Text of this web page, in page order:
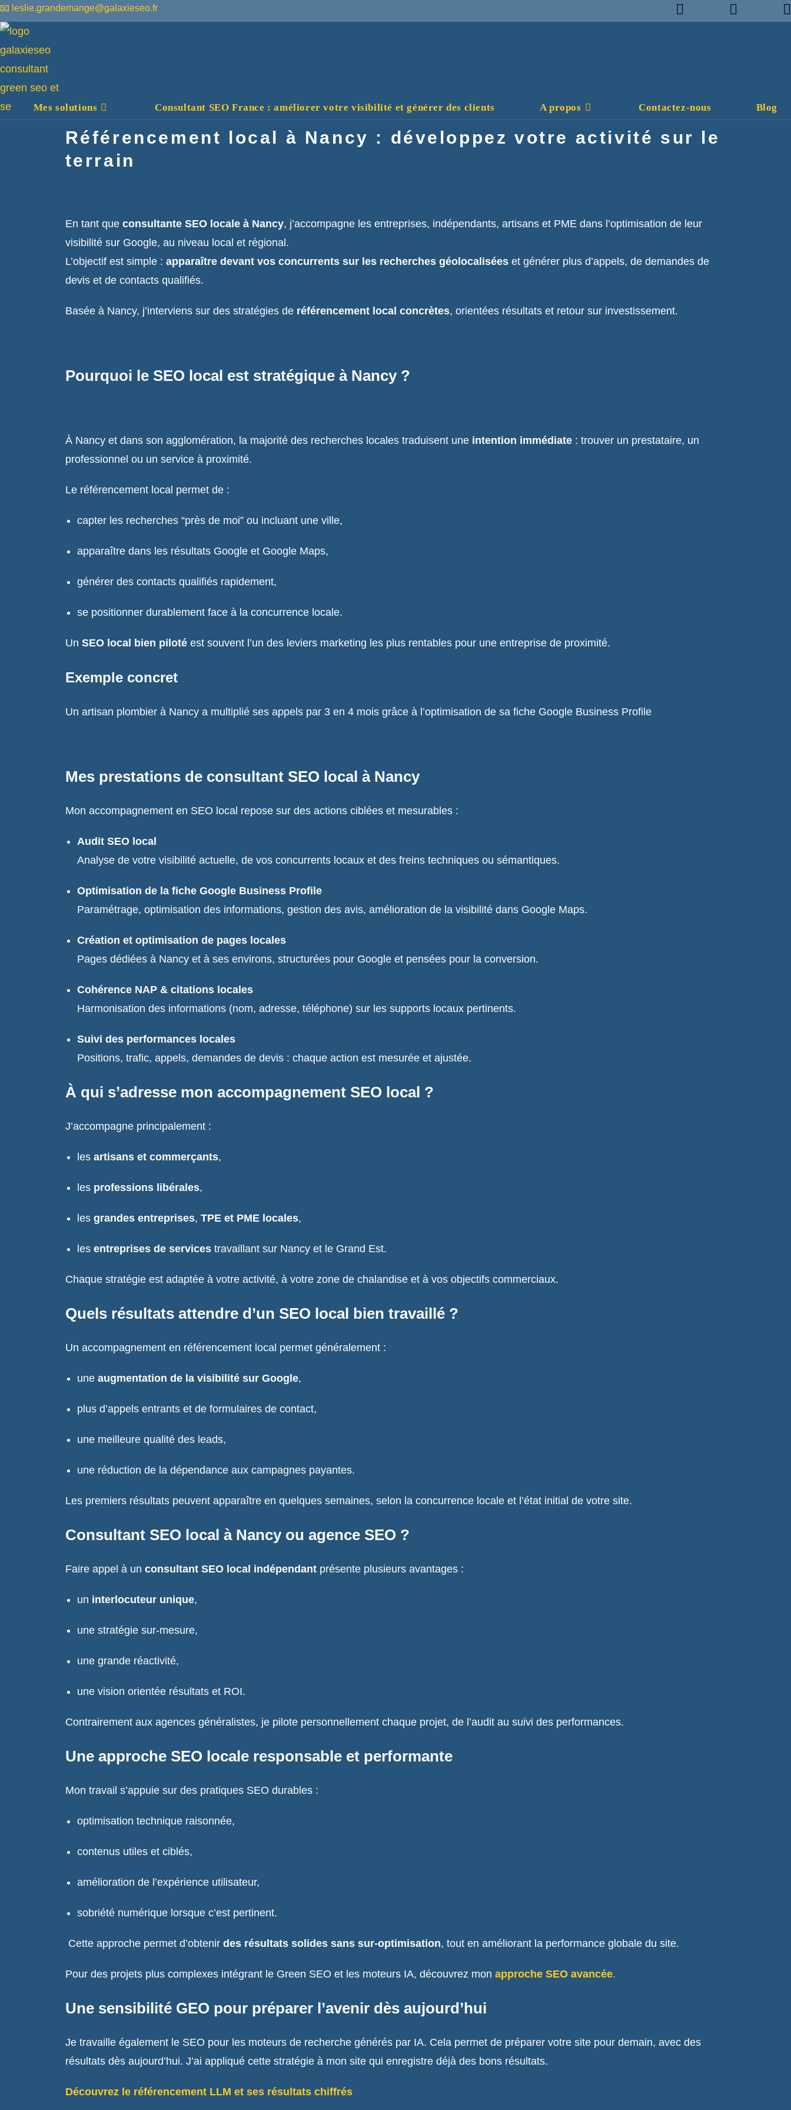
📧 leslie.grandemange@galaxieseo.fr
Mes solutions Consultant SEO France : améliorer votre visibilité et générer des clients A propos Contactez-nous Blog
Référencement local à Nancy : développez votre activité sur le
terrain
En tant que consultante SEO locale à Nancy, j’accompagne les entreprises, indépendants, artisans et PME dans l’optimisation de leur
visibilité sur Google, au niveau local et régional.
L’objectif est simple : apparaître devant vos concurrents sur les recherches géolocaliséeset générer plus d’appels, de demandes de
devis et de contacts qualifiés.
Basée à Nancy, j’interviens sur des stratégies de référencement local concrètes, orientées résultats et retour sur investissement.
Pourquoi le SEO local est stratégique à Nancy ?
À Nancy et dans son agglomération, la majorité des recherches locales traduisent une intention immédiate: trouver un prestataire, un
professionnel ou un service à proximité.
Le référencement local permet de :
capter les recherches “près de moi” ou incluant une ville,
apparaître dans les résultats Google et Google Maps,
générer des contacts qualifiés rapidement,
se positionner durablement face à la concurrence locale.
Un SEO local bien pilotéest souvent l’un des leviers marketing les plus rentables pour une entreprise de proximité.
Exemple concret
Un artisan plombier à Nancy a multiplié ses appels par 3 en 4 mois grâce à l’optimisation de sa fiche Google Business Profile
Mes prestations de consultant SEO local à Nancy
Mon accompagnement en SEO local repose sur des actions ciblées et mesurables :
Audit SEO local
Analyse de votre visibilité actuelle, de vos concurrents locaux et des freins techniques ou sémantiques.
Optimisation de la fiche Google Business Profile
Paramétrage, optimisation des informations, gestion des avis, amélioration de la visibilité dans Google Maps.
Création et optimisation de pages locales
Pages dédiées à Nancy et à ses environs, structurées pour Google et pensées pour la conversion.
Cohérence NAP & citations locales
Harmonisation des informations (nom, adresse, téléphone) sur les supports locaux pertinents.
Suivi des performances locales
Positions, trafic, appels, demandes de devis : chaque action est mesurée et ajustée.
À qui s’adresse mon accompagnement SEO local ?
J’accompagne principalement :
les artisans et commerçants,
les professions libérales,
les grandes entreprises, TPE et PME locales,
les entreprises de servicestravaillant sur Nancy et le Grand Est.
Chaque stratégie est adaptée à votre activité, à votre zone de chalandise et à vos objectifs commerciaux.
Quels résultats attendre d’un SEO local bien travaillé ?
Un accompagnement en référencement local permet généralement :
une augmentation de la visibilité sur Google,
plus d’appels entrants et de formulaires de contact,
une meilleure qualité des leads,
une réduction de la dépendance aux campagnes payantes.
Les premiers résultats peuvent apparaître en quelques semaines, selon la concurrence locale et l’état initial de votre site.
Consultant SEO local à Nancy ou agence SEO ?
Faire appel à un consultant SEO local indépendantprésente plusieurs avantages :
un interlocuteur unique,
une stratégie sur-mesure,
une grande réactivité,
une vision orientée résultats et ROI.
Contrairement aux agences généralistes, je pilote personnellement chaque projet, de l’audit au suivi des performances.
Une approche SEO locale responsable et performante
Mon travail s’appuie sur des pratiques SEO durables :
optimisation technique raisonnée,
contenus utiles et ciblés,
amélioration de l’expérience utilisateur,
sobriété numérique lorsque c’est pertinent.
Cette approche permet d’obtenir des résultats solides sans sur-optimisation, tout en améliorant la performance globale du site.
Pour des projets plus complexes intégrant le Green SEO et les moteurs IA, découvrez mon approche SEO avancée.
Une sensibilité GEO pour préparer l’avenir dès aujourd’hui
Je travaille également le SEO pour les moteurs de recherche générés par IA. Cela permet de préparer votre site pour demain, avec des
résultats dès aujourd’hui. J’ai appliqué cette stratégie à mon site qui enregistre déjà des bons résultats.
Découvrez le référencement LLM et ses résultats chiffrés